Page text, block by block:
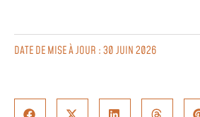
DATE DE MISE À JOUR : 30 JUIN 2026